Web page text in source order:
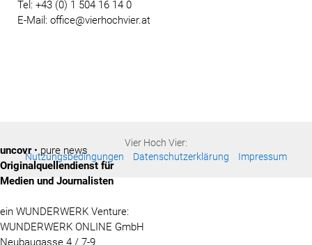
Tel: +43 (0) 1 504 16 14 0
E-Mail: office@vierhochvier.at
Vier Hoch Vier:
Nutzungsbedingungen
Datenschutzerklärung Impressum
uncovr• pure news
Originalquellendienst für
Medien und Journalisten
ein WUNDERWERK Venture:
WUNDERWERK ONLINE GmbH
Neubaugasse 4 / 7-9